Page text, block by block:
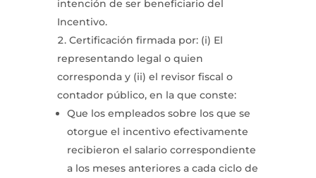
intención de ser beneficiario del
Incentivo.
Certificación firmada por: (i) El
representando legal o quien
corresponda y (ii) el revisor fiscal o
contador público, en la que conste:
Que los empleados sobre los que se
otorgue el incentivo efectivamente
recibieron el salario correspondiente
a los meses anteriores a cada ciclo de